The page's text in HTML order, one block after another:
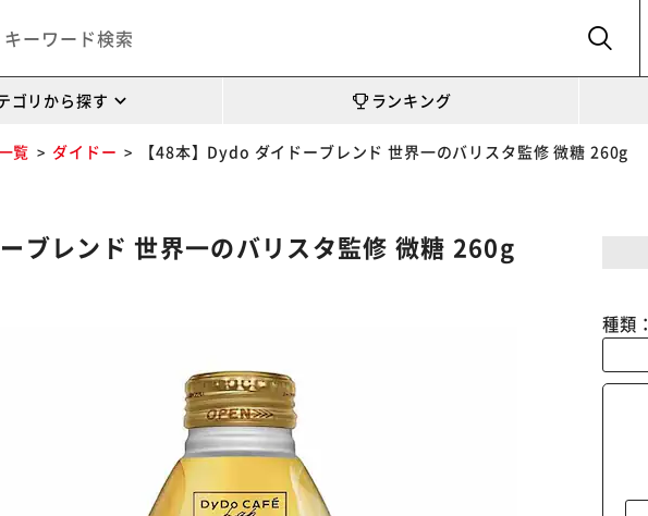
ゴリから探す ランキング
覧 ダイドー 【48本】Dydo ダイドーブレンド 世界一のバリスタ監修 微糖 260g
ブレンド 世界一のバリスタ監修 微糖 260g
種類：